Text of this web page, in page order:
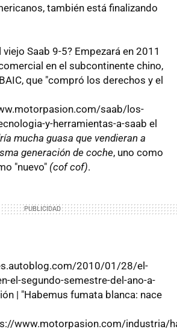
también está finalizando
viejo Saab 9-5? Empezará en 2011
en el subcontinente chino,
que "compró los derechos y el
saab/los-
y-herramientas-a-saab el
mucha guasa que vendieran a
generación de coche, uno como
"nuevo" (cof cof).
2010/01/28/el-
el-segundo-semestre-del-ano-a-
| "Habemus fumata blanca: nace
www.motorpasion.com/industria/